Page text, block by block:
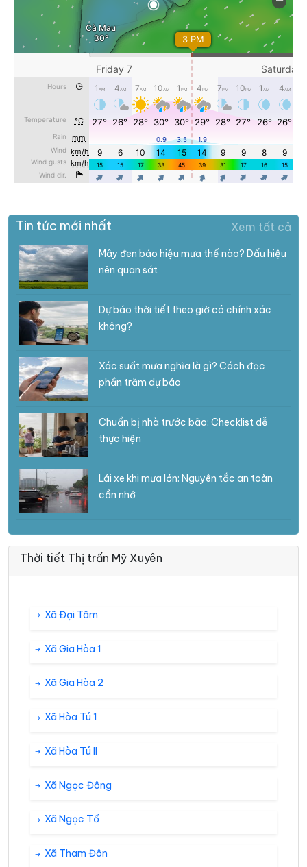
Tin tức mới nhất Xem tất cả
Mây đen báo hiệu mưa thế nào? Dấu hiệu
nên quan sát
Dự báo thời tiết theo giờ có chính xác
không?
Xác suất mưa nghĩa là gì? Cách đọc
phần trăm dự báo
Chuẩn bị nhà trước bão: Checklist dễ
thực hiện
Lái xe khi mưa lớn: Nguyên tắc an toàn
cần nhớ
Thời tiết Thị trấn Mỹ Xuyên
Xã Đại Tâm
Xã Gia Hòa 1
Xã Gia Hòa 2
Xã Hòa Tú 1
Xã Hòa Tú II
Xã Ngọc Đông
Xã Ngọc Tố
Xã Tham Đôn